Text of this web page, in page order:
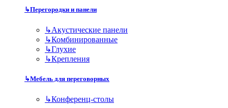
↳Перегородки и панели
↳Акустические панели
↳Комбинированные
↳Глухие
↳Крепления
↳Мебель для переговорных
↳Конференц-столы